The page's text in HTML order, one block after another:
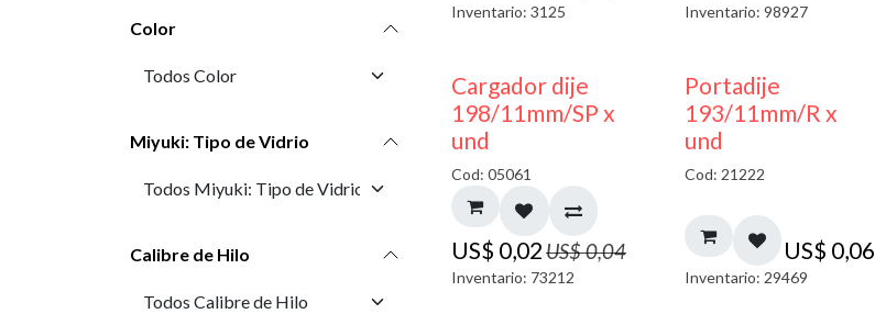
Color
Miyuki: Tipo de Vidrio
Calibre de Hilo
Inventario: 3125 Inventario: 98927
50% DESCUENTO
Cargador dije
198/11mm/SP x
und
Cod: 05061
US$ 0,02US$0,04
Inventario: 73212
Portadije
193/11mm/R x
und
Cod: 21222
US$ 0,06
Inventario: 29469